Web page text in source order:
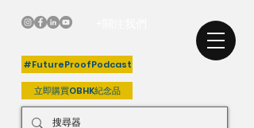
#FutureProofPodcast
立即購買OBHK紀念品